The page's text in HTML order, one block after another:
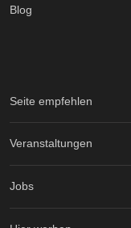
Blog
Seite empfehlen
Veranstaltungen
Jobs